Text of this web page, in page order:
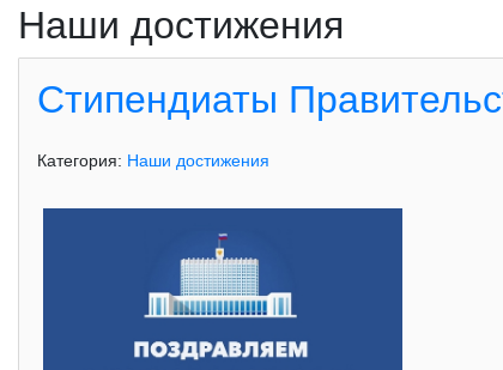
Наши достижения
Стипендиаты
Категория: Наши достижения